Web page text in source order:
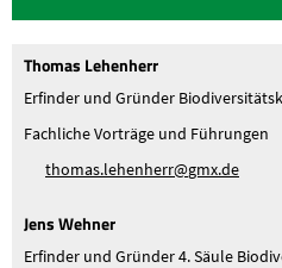
Thomas Lehenherr
Erfinder und Gründer
Fachliche Vorträge und Führungen
th m s l h nh rr gmxd
Jens Wehner
Erfinder und Gründer 4. Säule